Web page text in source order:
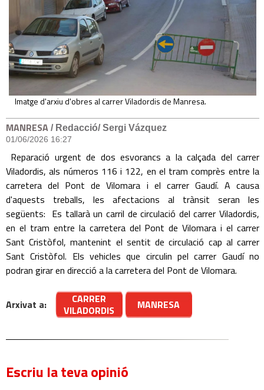
Imatge d'arxiu d'obres al carrer Viladordis de Manresa.
MANRESA / Redacció/ Sergi Vázquez
01/06/2026 16:27
Reparació urgent de dos esvorancs a la calçada del carrer
Viladordis, als números 116 i 122, en el tram comprès entre la
carretera del Pont de Vilomara i el carrer Gaudí. A causa
d'aquests treballs, les afectacions al trànsit seran les
següents: Es tallarà un carril de circulació del carrer Viladordis,
en el tram entre la carretera del Pont de Vilomara i el carrer
Sant Cristòfol, mantenint el sentit de circulació cap al carrer
Sant Cristòfol. Els vehicles que circulin pel carrer Gaudí no
podran girar en direcció a la carretera del Pont de Vilomara.
Arxivat a:
CARRER
VILADORDIS
MANRESA
Escriu la teva opinió